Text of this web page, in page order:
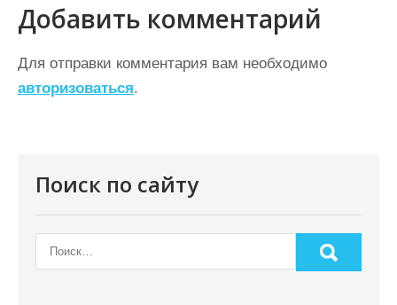
ц
я
п
Добавить комментарий
Для отправки комментария вам необходимо
авторизоваться.
Поиск по сайту